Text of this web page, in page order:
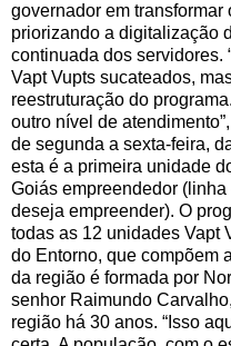
governador em
priorizando a digitalização
continuada dos servidores.
Vapt Vupts sucateados,
reestruturação do
outro nível de
de segunda a sexta-feira,
esta é a primeira unidade
Goiás empreendedor
deseja empreender). O
todas as 12 unidades Vapt
do Entorno, que compõem
da região é formada por
senhor Raimundo
região há 30 anos. “Isso